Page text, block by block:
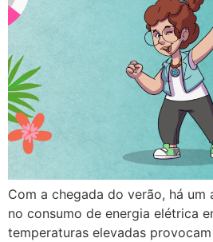
Com a chegada do verão, há
no consumo de energia elétrica
temperaturas elevadas